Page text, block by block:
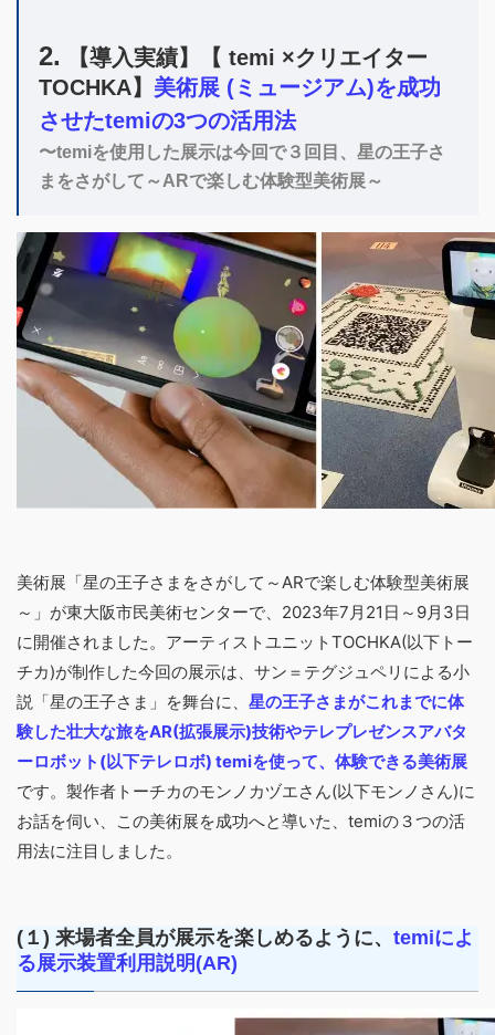
2. 【導入実績】【 temi ×クリエイター
TOCHKA】 美術展 (ミュージアム)を成功
させたtemiの3つの活用法
〜temiを使用した展示は今回で３回目、星の王子さ
まをさがして～ARで楽しむ体験型美術展～
美術展「星の王子さまをさがして～ARで楽しむ体験型美術展
～」が東大阪市民美術センターで、2023年7月21日～9月3日
に開催されました。アーティストユニットTOCHKA(以下トー
チカ)が制作した今回の展示は、サン＝テグジュペリによる小
説「星の王子さま」を舞台に、 星の王子さまがこれまでに体
験した壮大な旅をAR(拡張展示)技術やテレプレゼンスアバタ
ーロボット(以下テレロボ) temiを使って、体験できる美術展
です。製作者トーチカのモンノカヅエさん(以下モンノさん)に
お話を伺い、この美術展を成功へと導いた、temiの３つの活
用法に注目しました。
(１) 来場者全員が展示を楽しめるように、 temiによ
る展示装置利用説明(AR)